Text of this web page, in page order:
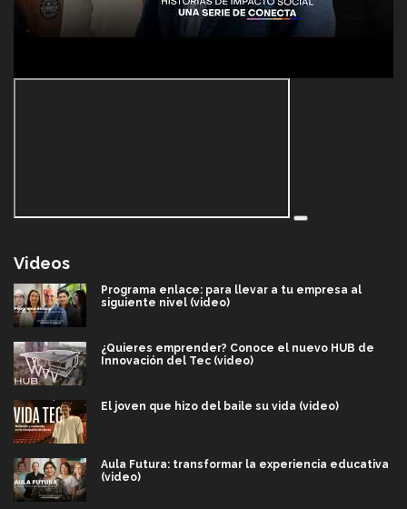
Videos
Programa enlace: para llevar a tu empresa al
siguiente nivel (video)
¿Quieres emprender? Conoce el nuevo HUB de
Innovación del Tec (video)
El joven que hizo del baile su vida (video)
Aula Futura: transformar la experiencia educativa
(video)